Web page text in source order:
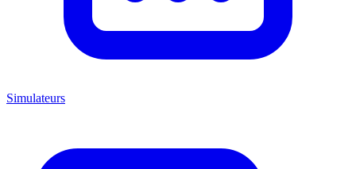
Simulateurs